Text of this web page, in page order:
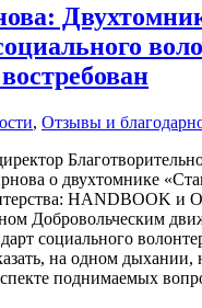
, Отзывы и
о двухтомнике
HANDBOOK
Добровольческим
социального
на одном дыхании,
поднимаемых